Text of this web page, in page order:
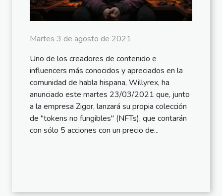
Martes 3 de agosto de 2021
Uno de los creadores de contenido e
influencers más conocidos y apreciados en la
comunidad de habla hispana, Willyrex, ha
anunciado este martes 23/03/2021 que, junto
a la empresa Zigor, lanzará su propia colección
de "tokens no fungibles" (NFTs), que contarán
con sólo 5 acciones con un precio de...